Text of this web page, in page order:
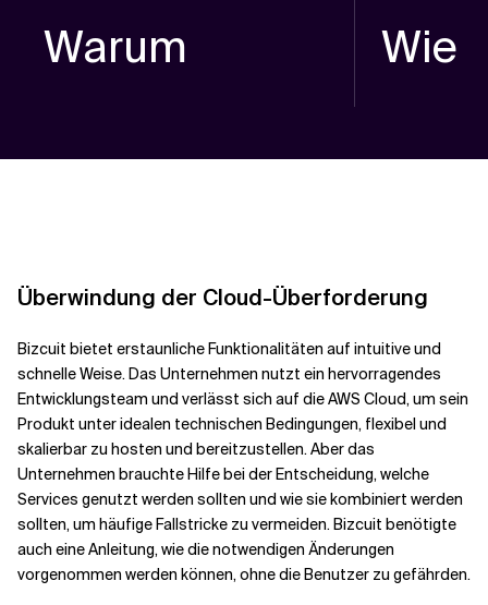
Warum Wie
Überwindung der Cloud-Überforderung
Bizcuit bietet erstaunliche Funktionalitäten auf intuitive und
schnelle Weise. Das Unternehmen nutzt ein hervorragendes
Entwicklungsteam und verlässt sich auf die AWS Cloud, um sein
Produkt unter idealen technischen Bedingungen, flexibel und
skalierbar zu hosten und bereitzustellen. Aber das
Unternehmen brauchte Hilfe bei der Entscheidung, welche
Services genutzt werden sollten und wie sie kombiniert werden
sollten, um häufige Fallstricke zu vermeiden. Bizcuit benötigte
auch eine Anleitung, wie die notwendigen Änderungen
vorgenommen werden können, ohne die Benutzer zu gefährden.